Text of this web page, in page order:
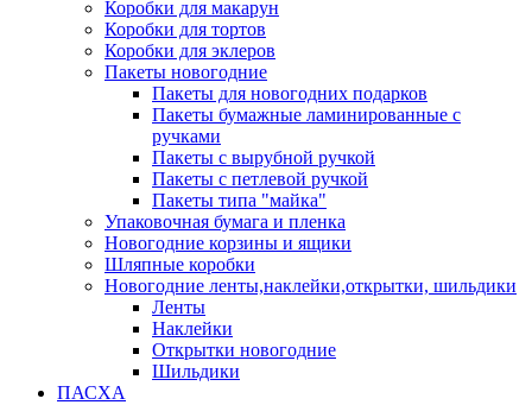
Коробки для макарун
Коробки для тортов
Коробки для эклеров
Пакеты новогодние
Пакеты для новогодних подарков
Пакеты бумажные ламинированные с
ручками
Пакеты с вырубной ручкой
Пакеты с петлевой ручкой
Пакеты типа "майка"
Упаковочная бумага и пленка
Новогодние корзины и ящики
Шляпные коробки
Новогодние ленты,наклейки,открытки, шильдики
Ленты
Наклейки
Открытки новогодние
Шильдики
ПАСХА